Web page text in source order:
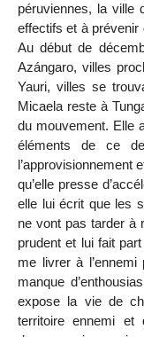
péruviennes, la ville
effectifs et à prévenir
Au début de
Azángaro, villes
Yauri, villes se
Micaela reste à
du mouvement. Elle
éléments de ce
l’approvisionnement
qu’elle presse
elle lui écrit que les
ne vont pas tarder à
prudent et lui fait
me livrer à
manque
expose la vie de
territoire ennemi